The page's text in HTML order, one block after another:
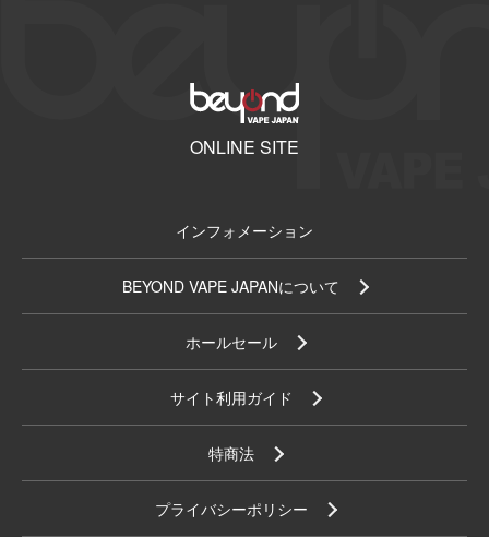
ONLINE SITE
インフォメーション
BEYOND VAPE JAPANについて
ホールセール
サイト利用ガイド
特商法
プライバシーポリシー